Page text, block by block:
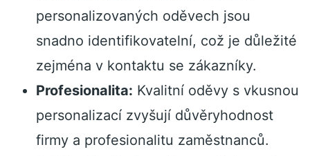
personalizovaných oděvech jsou
snadno identifikovatelní, což je důležité
zejména v kontaktu se zákazníky.
Profesionalita: Kvalitní oděvy s vkusnou
personalizací zvyšují důvěryhodnost
firmy a profesionalitu zaměstnanců.